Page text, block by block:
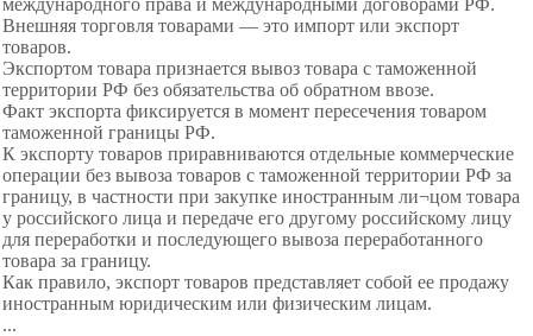
международного права и международными договорами РФ.
Внешняя торговля товарами — это импорт или экспорт
товаров.
Экспортом товара признается вывоз товара с таможенной
территории РФ без обязательства об обратном ввозе.
Факт экспорта фиксируется в момент пересечения товаром
таможенной границы РФ.
К экспорту товаров приравниваются отдельные коммерческие
операции без вывоза товаров с таможенной территории РФ за
границу, в частности при закупке иностранным ли¬цом товара
у российского лица и передаче его другому российскому лицу
для переработки и последующего вывоза переработанного
товара за границу.
Как правило, экспорт товаров представляет собой ее продажу
иностранным юридическим или физическим лицам.
...